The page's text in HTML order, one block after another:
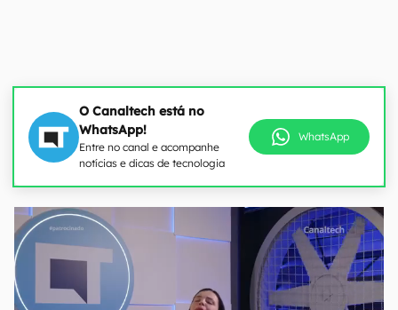
O Canaltech está no
WhatsApp!
Entre no canal e acompanhe
notícias e dicas de tecnologia
WhatsApp